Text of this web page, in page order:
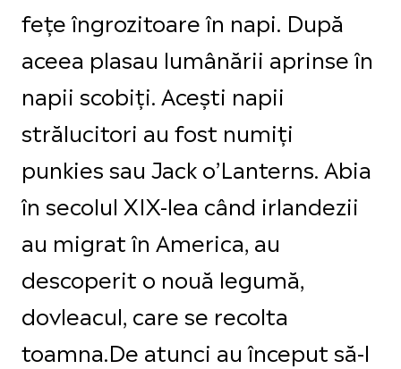
fețe îngrozitoare în napi. După
aceea plasau lumânării aprinse în
napii scobiți. Acești napii
strălucitori au fost numiți
punkies sau Jack o’Lanterns. Abia
în secolul XIX-lea când irlandezii
au migrat în America, au
descoperit o nouă legumă,
dovleacul, care se recolta
toamna.De atunci au început să-l